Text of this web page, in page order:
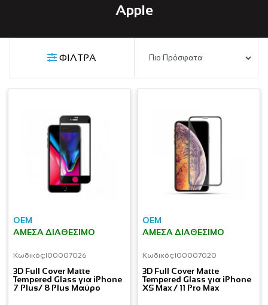
Apple
ΦΙΛΤΡΑ
OEM
ΆΜΕΣΑ ΔΙΑΘΈΣΙΜΟ
Κωδικός:I00007026
3D Full Cover Matte
Tempered Glass για iPhone
7 Plus/ 8 Plus Μαύρο
OEM
ΆΜΕΣΑ ΔΙΑΘΈΣΙΜΟ
Κωδικός:I00007020
3D Full Cover Matte
Tempered Glass για iPhone
XS Max / 11 Pro Max